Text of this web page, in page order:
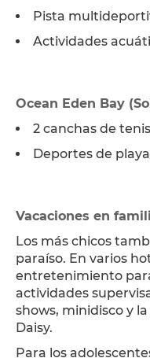
Pista
Actividades
Ocean Eden Bay
2 canchas de
Deportes de
Vacaciones en
Los más chicos
paraíso. En varios
entretenimiento
actividades
shows, minidisco y
Daisy.
Para los